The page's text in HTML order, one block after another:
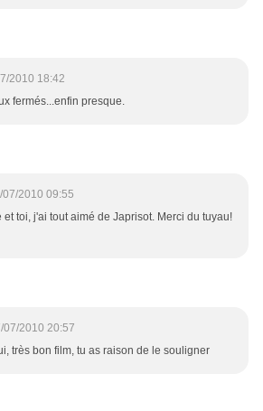
2010 18:42
fermés...enfin presque.
07/2010 09:55
et toi, j'ai tout aimé de Japrisot. Merci du tuyau!
07/2010 20:57
très bon film, tu as raison de le souligner